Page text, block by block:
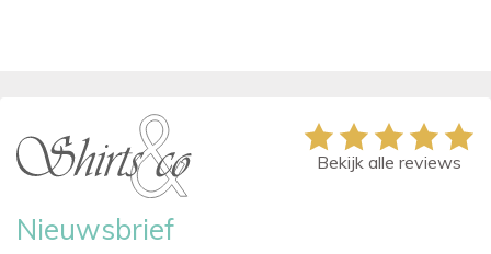
Nieuwsbrief
Bekijk alle reviews